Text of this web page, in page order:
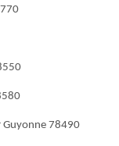
Guyonne 78490